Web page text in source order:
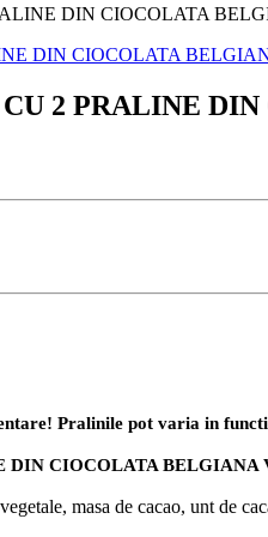
DIN CIOCOLATA
2 PRALINE
Pralinile pot varia in
CIOCOLATA BELGIANA
masa de cacao, unt de